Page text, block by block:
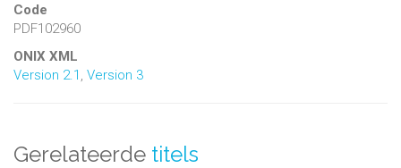
Code
PDF102960
ONIX XML
Version 2.1 Version 3
Gerelateerde titels